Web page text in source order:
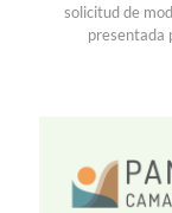
solicitud de
presentada